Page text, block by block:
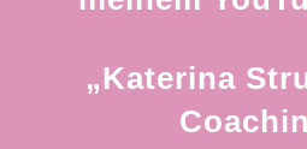
„Katerina